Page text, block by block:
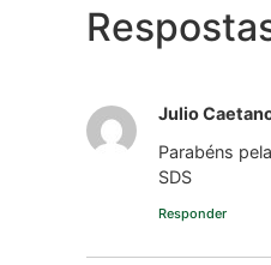
Julio
Parabéns
SDS
Responder